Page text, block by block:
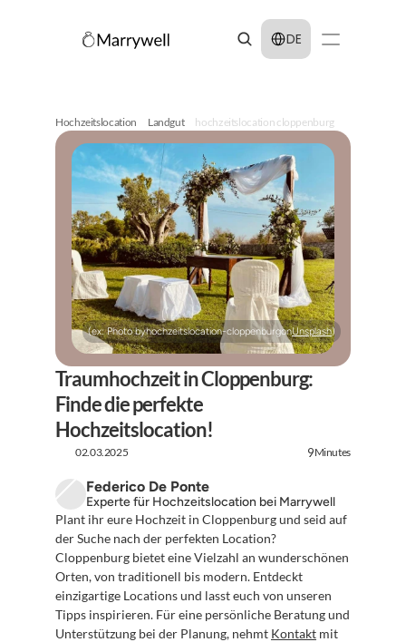
Select Language
DE
Hochzeitslocation Landgut hochzeitslocation cloppenburg
(ex: Photo byhochzeitslocation-cloppenburgonUnsplash)
Traumhochzeit in Cloppenburg:
Finde die perfekte
Hochzeitslocation!
02.03.2025 9Minutes
Federico De Ponte
Experte für Hochzeitslocation bei Marrywell
Plant ihr eure Hochzeit in Cloppenburg und seid auf
der Suche nach der perfekten Location?
Cloppenburg bietet eine Vielzahl an wunderschönen
Orten, von traditionell bis modern. Entdeckt
einzigartige Locations und lasst euch von unseren
Tipps inspirieren. Für eine persönliche Beratung und
Unterstützung bei der Planung, nehmt Kontakt mit